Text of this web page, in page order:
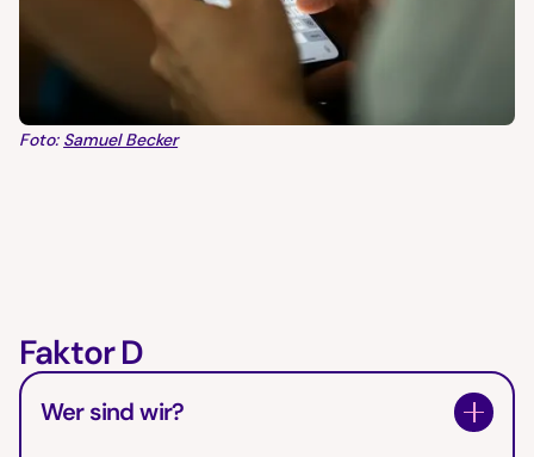
Foto: Samuel Becker
Faktor D
Wer sind wir?